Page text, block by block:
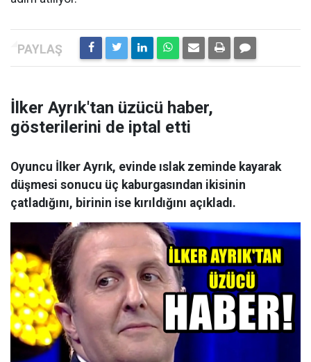
İlker Ayrık'tan üzücü haber,
gösterilerini de iptal etti
Oyuncu İlker Ayrık, evinde ıslak zeminde kayarak
düşmesi sonucu üç kaburgasından ikisinin
çatladığını, birinin ise kırıldığını açıkladı.